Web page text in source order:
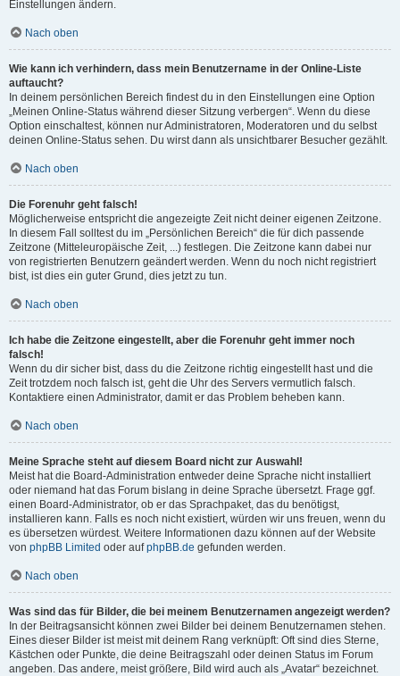
Einstellungen ändern.
Nach oben
Wie kann ich verhindern, dass mein Benutzername in der Online-Liste
auftaucht?
In deinem persönlichen Bereich findest du in den Einstellungen eine Option
„Meinen Online-Status während dieser Sitzung verbergen“. Wenn du diese
Option einschaltest, können nur Administratoren, Moderatoren und du selbst
deinen Online-Status sehen. Du wirst dann als unsichtbarer Besucher gezählt.
Nach oben
Die Forenuhr geht falsch!
Möglicherweise entspricht die angezeigte Zeit nicht deiner eigenen Zeitzone.
In diesem Fall solltest du im „Persönlichen Bereich“ die für dich passende
Zeitzone (Mitteleuropäische Zeit, ...) festlegen. Die Zeitzone kann dabei nur
von registrierten Benutzern geändert werden. Wenn du noch nicht registriert
bist, ist dies ein guter Grund, dies jetzt zu tun.
Nach oben
Ich habe die Zeitzone eingestellt, aber die Forenuhr geht immer noch
falsch!
Wenn du dir sicher bist, dass du die Zeitzone richtig eingestellt hast und die
Zeit trotzdem noch falsch ist, geht die Uhr des Servers vermutlich falsch.
Kontaktiere einen Administrator, damit er das Problem beheben kann.
Nach oben
Meine Sprache steht auf diesem Board nicht zur Auswahl!
Meist hat die Board-Administration entweder deine Sprache nicht installiert
oder niemand hat das Forum bislang in deine Sprache übersetzt. Frage ggf.
einen Board-Administrator, ob er das Sprachpaket, das du benötigst,
installieren kann. Falls es noch nicht existiert, würden wir uns freuen, wenn du
es übersetzen würdest. Weitere Informationen dazu können auf der Website
von phpBB Limited oder aufphpBB.de gefunden werden.
Nach oben
Was sind das für Bilder, die bei meinem Benutzernamen angezeigt werden?
In der Beitragsansicht können zwei Bilder bei deinem Benutzernamen stehen.
Eines dieser Bilder ist meist mit deinem Rang verknüpft: Oft sind dies Sterne,
Kästchen oder Punkte, die deine Beitragszahl oder deinen Status im Forum
angeben. Das andere, meist größere, Bild wird auch als „Avatar“ bezeichnet.